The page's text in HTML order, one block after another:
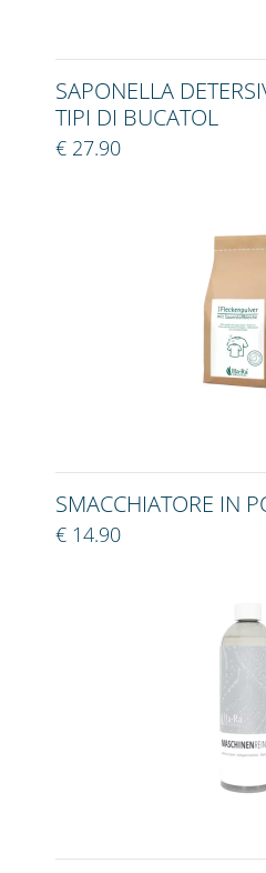
SAPONELLA
TIPI DI BUCATOL
€ 27.90
SMACCHIATORE IN
€ 14.90